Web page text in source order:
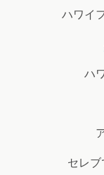
ハワイ
ハ
セレ